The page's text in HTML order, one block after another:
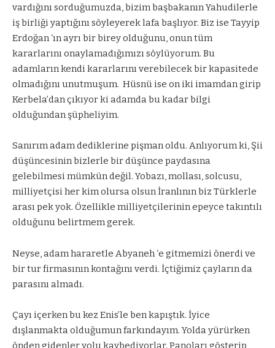
vardığını sorduğumuzda, bizim başbakanın Yahudilerle
iş birliği yaptığını söyleyerek lafa başlıyor. Biz ise Tayyip
Erdoğan ‘ın ayrı bir birey olduğunu, onun tüm
kararlarını onaylamadığımızı söylüyorum. Bu
adamların kendi kararlarını verebilecek bir kapasitede
olmadığını unutmuşum. Hüsnü ise on iki imamdan girip
Kerbela’dan çıkıyor ki adamda bu kadar bilgi
olduğundan şüpheliyim.
Sanırım adam dediklerine pişman oldu. Anlıyorum ki, Şii
düşüncesinin bizlerle bir düşünce paydasına
gelebilmesi mümkün değil. Yobazı, mollası, solcusu,
milliyetçisi her kim olursa olsun İranlının biz Türklerle
arası pek yok. Özellikle milliyetçilerinin epeyce takıntılı
olduğunu belirtmem gerek.
Neyse, adam hararetle Abyaneh ‘e gitmemizi önerdi ve
bir tur firmasının kontağını verdi. İçtiğimiz çayların da
parasını almadı.
Çayı içerken bu kez Enis’le ben kapıştık. İyice
dışlanmakta olduğumun farkındayım. Yolda yürürken
önden gidenler yolu kaybediyorlar. Panoları gösterip